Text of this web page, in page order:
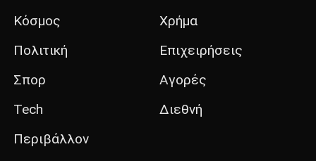
Κόσμος
Πολιτική
Σπορ
Tech
Περιβάλλον
Χρήμα
Επιχειρήσεις
Αγορές
Διεθνή